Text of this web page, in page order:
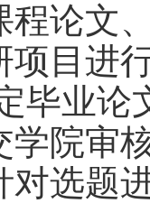
程论文
项目进
毕业论
学院审
对选题